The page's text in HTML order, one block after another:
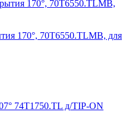
170°, 70T6550.TLMB, для